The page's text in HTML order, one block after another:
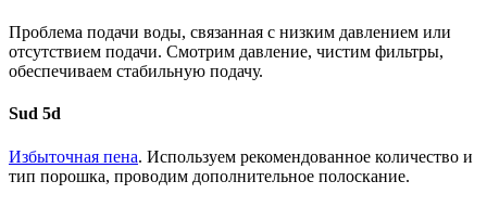
Проблема подачи воды, связанная с низким давлением или
отсутствием подачи. Смотрим давление, чистим фильтры,
обеспечиваем стабильную подачу.
Sud 5d
Избыточная пена. Используем рекомендованное количество и
тип порошка, проводим дополнительное полоскание.